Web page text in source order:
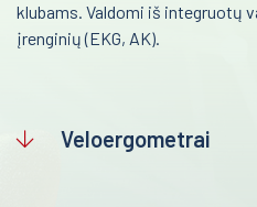
Mėginių
Inhaliacinė sedacija.
Impedanso kardiografija
klubams. Valdomi iš integruotų
įrenginių (EKG, AK).
Veloergometrai